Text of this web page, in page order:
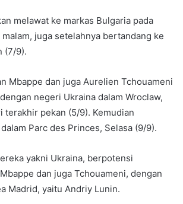
melawat ke markas Bulgaria pada
juga setelahnya bertandang ke
(7/9).
Mbappe dan juga Aurelien Tchouameni
negeri Ukraina dalam Wroclaw,
terakhir pekan (5/9). Kemudian
Parc des Princes, Selasa (9/9).
yakni Ukraina, berpotensi
dan juga Tchouameni, dengan
Madrid, yaitu Andriy Lunin.